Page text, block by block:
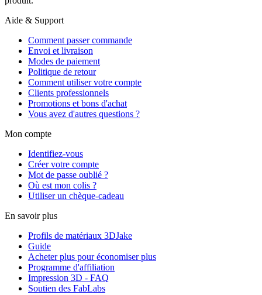
Aide & Support
Comment passer commande
Envoi et livraison
Modes de paiement
Politique de retour
Comment utiliser votre compte
Clients professionnels
Promotions et bons d'achat
Vous avez d'autres questions ?
Mon compte
Identifiez-vous
Créer votre compte
Mot de passe oublié ?
Où est mon colis ?
Utiliser un chèque-cadeau
En savoir plus
Profils de matériaux 3DJake
Guide
Acheter plus pour économiser plus
Programme d'affiliation
Impression 3D - FAQ
Soutien des FabLabs